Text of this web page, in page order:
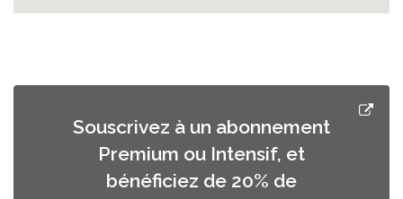
Souscrivez à un abonnement
Premium ou Intensif, et
bénéficiez de 20% de